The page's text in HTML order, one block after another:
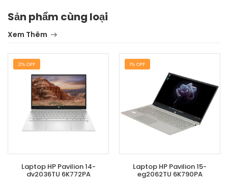
Sản phẩm cùng loại
Xem Thêm
2% OFF
Laptop HP Pavilion 14-
dv2036TU 6K772PA
1% OFF
Laptop HP Pavilion 15-
eg2062TU 6K790PA